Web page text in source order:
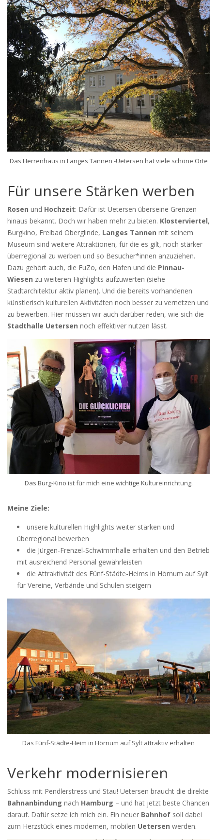
Das Herrenhaus in Langes Tannen -Uetersen hat viele schöne Orte
Für unsere Stärken werben
Rosen und Hochzeit: Dafür ist Uetersen überseine Grenzen
hinaus bekannt. Doch wir haben mehr zu bieten. Klosterviertel,
Burgkino, Freibad Oberglinde, Langes Tannen mit seinem
Museum sind weitere Attraktionen, für die es gilt, noch stärker
überregional zu werben und so Besucher*innen anzuziehen.
Dazu gehört auch, die FuZo, den Hafen und die Pinnau-
Wiesen zu weiteren Highlights aufzuwerten (siehe
Stadtarchitektur aktiv planen). Und die bereits vorhandenen
künstlerisch kulturellen Aktivitäten noch besser zu vernetzen und
zu bewerben. Hier müssen wir auch darüber reden, wie sich die
Stadthalle Uetersen noch effektiver nutzen lässt.
Das Burg-Kino ist für mich eine wichtige Kultureinrichtung.
Meine Ziele:
unsere kulturellen Highlights weiter stärken und
überregional bewerben
die Jürgen-Frenzel-Schwimmhalle erhalten und den Betrieb
mit ausreichend Personal gewährleisten
die Attraktivität des Fünf-Städte-Heims in Hörnum auf Sylt
für Vereine, Verbände und Schulen steigern
Das Fünf-Städte-Heim in Hörnum auf Sylt attraktiv erhalten
Verkehr modernisieren
Schluss mit Pendlerstress und Stau! Uetersen braucht die direkte
Bahnanbindung nach Hamburg – und hat jetzt beste Chancen
darauf. Dafür setze ich mich ein. Ein neuer Bahnhof soll dabei
zum Herzstück eines modernen, mobilen Uetersen werden.